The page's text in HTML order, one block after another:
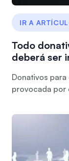
IR A
Todo
deberá ser
Donativos
provocada por